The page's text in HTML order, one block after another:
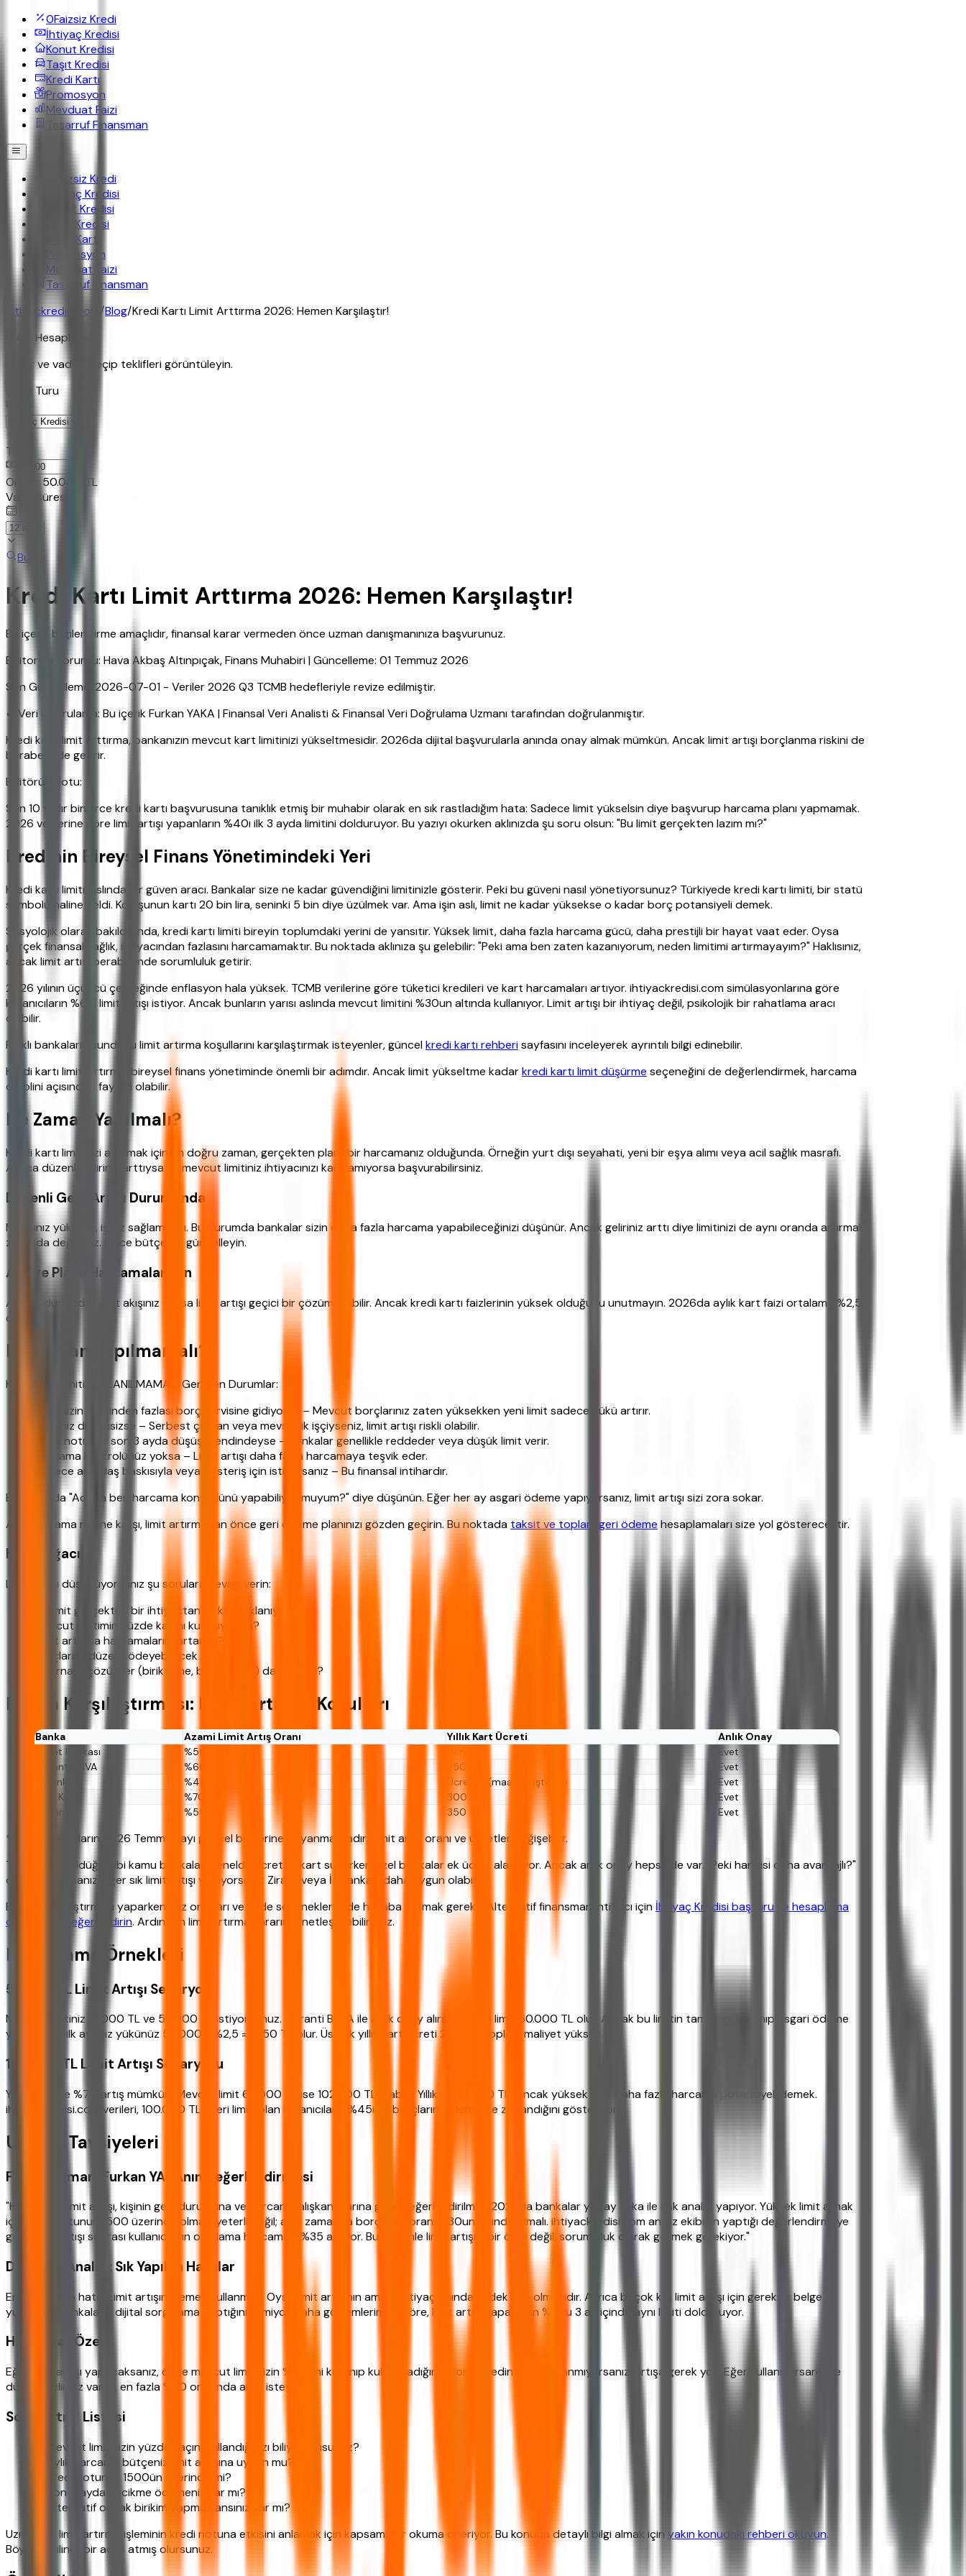
0Faizsiz Kredi
İhtiyaç Kredisi
Konut Kredisi
Taşıt Kredisi
Kredi Kartı
Promosyon
Mevduat Faizi
Tasarruf Finansman
Faizsiz Kredi
İhtiyaç Kredisi
Konut Kredisi
Taşıt Kredisi
Kredi Kartı
Promosyon
Mevduat Faizi
Tasarruf Finansman
ihtiyackredisi.com /Blog/Kredi Kartı Limit Arttırma 2026: Hemen Karşılaştır!
Kredi Hesaplama
Tutar ve vadeyi seçip teklifleri görüntüleyin.
Kredi Turu
Tutar
Ornek: 50.000
TL
Vade Süresi
Bul
Kredi Kartı Limit Arttırma 2026: Hemen Karşılaştır!
Bu içerik bilgilendirme amaçlıdır, finansal karar vermeden önce uzman danışmanınıza başvurunuz.
Editoryal Sorumlu: Hava Akbaş Altınpıçak, Finans Muhabiri | Güncelleme: 01 Temmuz 2026
Son Güncelleme: 2026-07-01 - Veriler 2026 Q3 TCMB hedefleriyle revize edilmiştir.
✔ Veri Doğrulama: Bu içerik Furkan YAKA | Finansal Veri Analisti & Finansal Veri Doğrulama Uzmanı tarafından doğrulanmıştır.
Kredi kartı limit arttırma, bankanızın mevcut kart limitinizi yükseltmesidir. 2026da dijital başvurularla anında onay almak mümkün. Ancak limit artışı borçlanma riskini de
beraberinde getirir.
Editörün Notu:
Son 10 yıldır binlerce kredi kartı başvurusuna tanıklık etmiş bir muhabir olarak en sık rastladığım hata: Sadece limit yükselsin diye başvurup harcama planı yapmamak.
2026 verilerine göre limit artışı yapanların %40ı ilk 3 ayda limitini dolduruyor. Bu yazıyı okurken aklınızda şu soru olsun: "Bu limit gerçekten lazım mı?"
Kredinin Bireysel Finans Yönetimindeki Yeri
Kredi kartı limiti, aslında bir güven aracı. Bankalar size ne kadar güvendiğini limitinizle gösterir. Peki bu güveni nasıl yönetiyorsunuz? Türkiyede kredi kartı limiti, bir statü
sembolü haline geldi. Komşunun kartı 20 bin lira, seninki 5 bin diye üzülmek var. Ama işin aslı, limit ne kadar yüksekse o kadar borç potansiyeli demek.
Sosyolojik olarak bakıldığında, kredi kartı limiti bireyin toplumdaki yerini de yansıtır. Yüksek limit, daha fazla harcama gücü, daha prestijli bir hayat vaat eder. Oysa
gerçek finansal sağlık, ihtiyacından fazlasını harcamamaktır. Bu noktada aklınıza şu gelebilir: "Peki ama ben zaten kazanıyorum, neden limitimi artırmayayım?" Haklısınız,
ancak limit artışı beraberinde sorumluluk getirir.
2026 yılının üçüncü çeyreğinde enflasyon hala yüksek. TCMB verilerine göre tüketici kredileri ve kart harcamaları artıyor. ihtiyackredisi.com simülasyonlarına göre
kullanıcıların %65i limit artışı istiyor. Ancak bunların yarısı aslında mevcut limitini %30un altında kullanıyor. Limit artışı bir ihtiyaç değil, psikolojik bir rahatlama aracı
olabilir.
Farklı bankaların sunduğu limit artırma koşullarını karşılaştırmak isteyenler, güncelkredi kartı rehberisayfasını inceleyerek ayrıntılı bilgi edinebilir.
Kredi kartı limiti artırma, bireysel finans yönetiminde önemli bir adımdır. Ancak limit yükseltme kadarkredi kartı limit düşürme seçeneğini de değerlendirmek, harcama
disiplini açısından faydalı olabilir.
Ne Zaman Yapılmalı?
Kredi kartı limitinizi artırmak için en doğru zaman, gerçekten planlı bir harcamanız olduğunda. Örneğin yurt dışı seyahati, yeni bir eşya alımı veya acil sağlık masrafı.
Ayrıca düzenli geliriniz arttıysa ve mevcut limitiniz ihtiyacınızı karşılamıyorsa başvurabilirsiniz.
Düzenli Gelir Artışı Durumunda
Maaşınız yükseldi, işiniz sağlamlaştı. Bu durumda bankalar sizin daha fazla harcama yapabileceğinizi düşünür. Ancak geliriniz arttı diye limitinizi de aynı oranda artırmak
zorunda değilsiniz. Önce bütçenizi güncelleyin.
Acil ve Planlı Harcamalar İçin
Acil bir durumda nakit akışınız yoksa limit artışı geçici bir çözüm olabilir. Ancak kredi kartı faizlerinin yüksek olduğunu unutmayın. 2026da aylık kart faizi ortalama %2,5
civarında.
Ne Zaman Yapılmamalı?
Kredi kartı limiti KULLANILMAMASI Gereken Durumlar:
Gelirinizin %35inden fazlası borç servisine gidiyorsa – Mevcut borçlarınız zaten yüksekken yeni limit sadece yükü artırır.
Geliriniz düzensizse – Serbest çalışan veya mevsimlik işçiyseniz, limit artışı riskli olabilir.
Kredi notunuz son 3 ayda düşüş trendindeyse – Bankalar genellikle reddeder veya düşük limit verir.
Harcama kontrolünüz yoksa – Limit artışı daha fazla harcamaya teşvik eder.
Sadece arkadaş baskısıyla veya gösteriş için istiyorsanız – Bu finansal intihardır.
Bu noktada "Acaba ben harcama kontrolünü yapabiliyor muyum?" diye düşünün. Eğer her ay asgari ödeme yapıyorsanız, limit artışı sizi zora sokar.
Aşırı harcama riskine karşı, limit artırmadan önce geri ödeme planınızı gözden geçirin. Bu noktada taksit ve toplam geri ödeme hesaplamaları size yol gösterecektir.
Karar Ağacı
Limit artışı düşünüyorsanız şu sorulara cevap verin:
Bu limit gerçekten bir ihtiyaçtan mı kaynaklanıyor?
Mevcut limitimin yüzde kaçını kullanıyorum?
Limit artarsa harcamalarım artar mı?
Borçlarımı düzenli ödeyebilecek miyim?
Alternatif çözümler (biriktirme, bütçe planı) daha mı iyi?
Banka Karşılaştırması: Limit Artırma Koşulları
Banka Azami Limit Artış Oranı Yıllık Kart Ücreti
Anlık Onay
Ziraat Bankası
%50
Evet
Garanti BBVA
%60 250 TL
Evet
İş Bankası
%40 Ücretsiz (maaş müşterisi)
Evet
Yapı Kredi
%70 300 TL
Evet
Akbank
%55 350 TL Evet
*Tablo, bankaların 2026 Temmuz ayı güncel bilgilerine dayanmaktadır. Limit artış oranı ve ücretler değişebilir.
Tabloda görüldüğü gibi kamu bankaları genelde ücretsiz kart sunarken özel bankalar ek ücret alabiliyor. Ancak anlık onay hepsinde var. "Peki hangisi daha avantajlı?"
diye soruyorsanız, eğer sık limit artışı yapıyorsanız Ziraat veya İş Bankası daha uygun olabilir.
Banka karşılaştırması yaparken faiz oranları ve vade seçeneklerini de hesaba katmak gerekir. Alternatif finansman ihtiyacı için İhtiyaç Kredisi başvuru ve hesaplama
detaylarını değerlendirin. Ardından limit artırma kararınızı netleştirebilirsiniz.
Hesaplama Örnekleri
50.000 TL Limit Artışı Senaryosu
Mevcut limitiniz 10.000 TL ve 50.000 TL istiyorsunuz. Garanti BBVA ile anlık onay alırsanız yeni limit 50.000 TL olur. Ancak bu limitin tamamını kullanıp asgari ödeme
yaparsanız ilk ay faiz yükünüz 50.000 * %2,5 = 1.250 TL olur. Üstelik yıllık kart ücreti 250 TL. Toplam maliyet yüksek.
100.000 TL Limit Artışı Senaryosu
Yapı Kredi ile %70 artış mümkün. Mevcut limit 60.000 TL ise 102.000 TL olabilir. Yıllık ücret 300 TL. Ancak yüksek limit daha fazla harcama potansiyeli demek.
ihtiyackredisi.com verileri, 100.000 TL üzeri limiti olan kullanıcıların %45inin borçlarını ödemekte zorlandığını gösteriyor.
Uzman Tavsiyeleri
Finans Uzmanı Furkan YAKAnın Değerlendirmesi
"Kredi kartı limit artışı, kişinin gelir durumuna ve harcama alışkanlıklarına göre değerlendirilmeli. 2026da bankalar yapay zeka ile risk analizi yapıyor. Yüksek limit almak
için kredi notunun 1500 üzerinde olması yeterli değil; aynı zamanda borç/gelir oranı %30un altında olmalı. ihtiyackredisi.com analiz ekibinin yaptığı değerlendirmeye
göre, limit artışı sonrası kullanıcıların ortalama harcaması %35 artıyor. Bu nedenle limit artışını bir ödül değil, sorumluluk olarak görmek gerekiyor."
Davranış Analizi: Sık Yapılan Hatalar
En sık yapılan hata: Limit artışını hemen kullanmak. Oysa limit artışının amacı, ihtiyaç anında yedek güç olmasıdır. Ayrıca birçok kişi limit artışı için gereksiz belge
yüklerken bankaların dijital sorgulama yaptığını bilmiyor. Saha gözlemlerimize göre, limit artışı yapanların %30u 3 ay içinde aynı limiti dolduruyor.
Hızlı Karar Özeti
Eğer limit artışı yapacaksanız, önce mevcut limitinizin %50sini kullanıp kullanmadığınızı kontrol edin. Eğer kullanmıyorsanız, artışa gerek yok. Eğer kullanıyorsanız ve
düzenli geliriniz varsa, en fazla %30 oranında artış isteyin.
Son Kontrol Listesi
✓ Mevcut limitinizin yüzde kaçını kullandığınızı biliyor musunuz?
✓ Aylık harcama bütçeniz limit artışına uygun mu?
✓ Kredi notunuz 1500ün üzerinde mi?
✓ Son 6 ayda gecikme ödemeniz var mı?
✓ Alternatif olarak birikim yapma şansınız var mı?
Uzmanlar, limit artırma işleminin kredi notuna etkisini anlamak için kapsamlı bir okuma öneriyor. Bu konuda detaylı bilgi almak için yakın konudaki rehberi okuyun.
Böylece bilinçli bir adım atmış olursunuz.